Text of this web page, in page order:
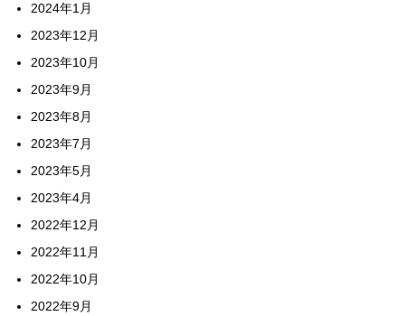
2024年1月
2023年12月
2023年10月
2023年9月
2023年8月
2023年7月
2023年5月
2023年4月
2022年12月
2022年11月
2022年10月
2022年9月